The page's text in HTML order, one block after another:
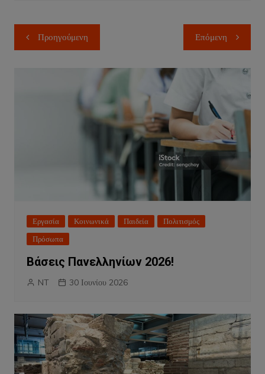
Πλοήγηση
άρθρων
Προηγούμενη Επόμενη
Εργασία Κοινωνικά Παιδεία
Πολιτισμός
Πρόσωπα
Βάσεις Πανελληνίων 2026!
NT 30 Ιουνίου 2026